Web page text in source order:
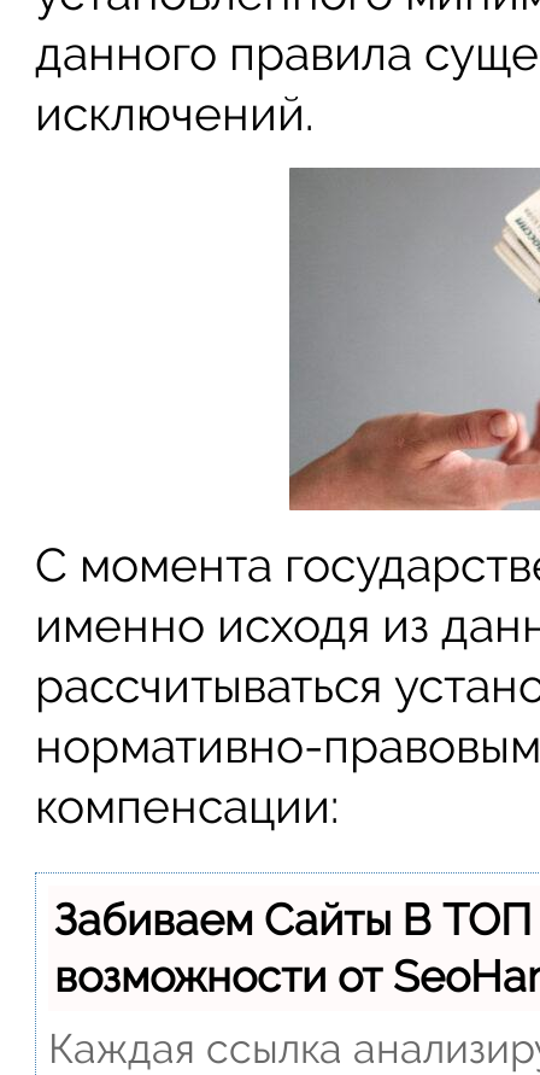
данного правила
исключений.
С момента
именно исходя из
рассчитываться
нормативно-
компенсации:
Забиваем Сайты В
возможности от
Каждая ссылка